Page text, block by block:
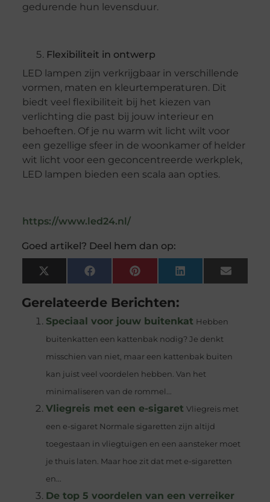
gedurende hun levensduur.
Flexibiliteit in ontwerp
LED lampen zijn verkrijgbaar in verschillende
vormen, maten en kleurtemperaturen. Dit
biedt veel flexibiliteit bij het kiezen van
verlichting die past bij jouw interieur en
behoeften. Of je nu warm wit licht wilt voor
een gezellige sfeer in de woonkamer of helder
wit licht voor een geconcentreerde werkplek,
LED lampen bieden een scala aan opties.
https://www.led24.nl/
Goed artikel? Deel hem dan op:
X
(Twitter)
FacebookPinterestLinkedInEmail
Gerelateerde Berichten:
Speciaal voor jouw buitenkat Hebben
buitenkatten een kattenbak nodig? Je denkt
misschien van niet, maar een kattenbak buiten
kan juist veel voordelen hebben. Van het
minimaliseren van de rommel...
Vliegreis met een e-sigaret Vliegreis met
een e-sigaret Normale sigaretten zijn altijd
toegestaan in vliegtuigen en een aansteker moet
je thuis laten. Maar hoe zit dat met e-sigaretten
en...
De top 5 voordelen van een verreiker